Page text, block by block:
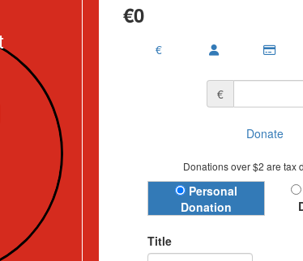
€0
€
€
Donate
Donations over $2 are tax
Donation Type
Personal
Donation
Title